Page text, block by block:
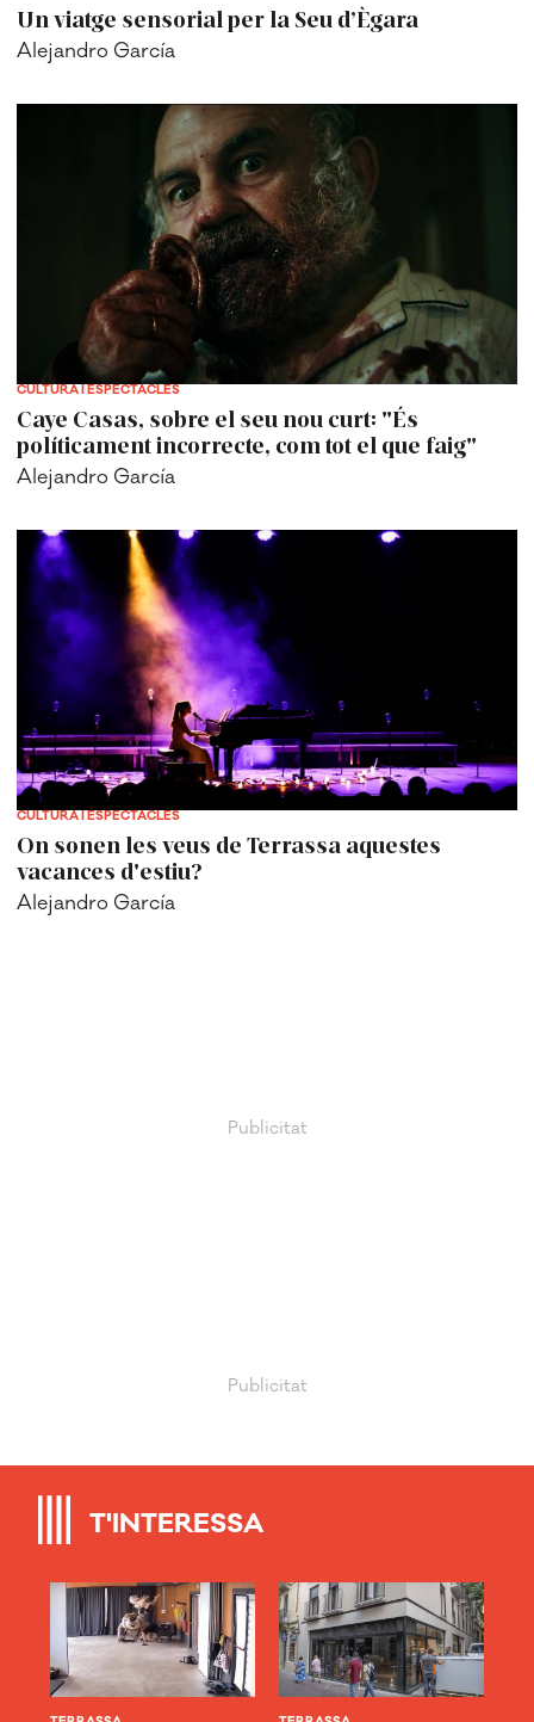
Un viatge sensorial per la Seu d’Ègara
Alejandro García
CULTURA I ESPECTACLES
Caye Casas, sobre el seu nou curt: "És
políticament incorrecte, com tot el que faig"
Alejandro García
CULTURA I ESPECTACLES
On sonen les veus de Terrassa aquestes
vacances d'estiu?
Alejandro García
T'INTERESSA